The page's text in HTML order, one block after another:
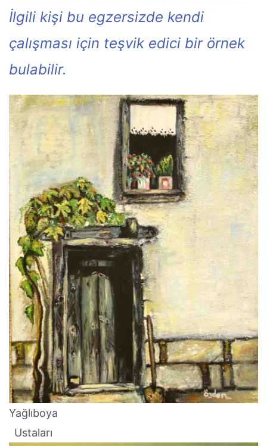
İlgili kişi bu egzersizde kendi
çalışması için teşvik edici bir örnek
bulabilir.
Yağlıboya
Ustaları